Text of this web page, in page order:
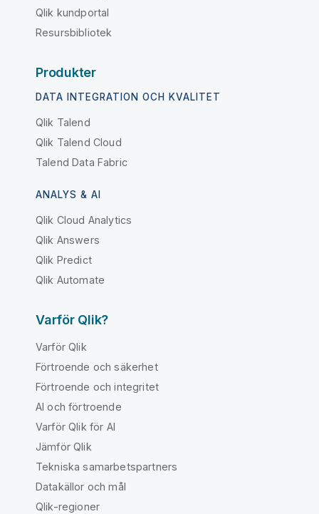
Qlik kundportal
Resursbibliotek
Produkter
DATA INTEGRATION OCH KVALITET
Qlik Talend
Qlik Talend Cloud
Talend Data Fabric
ANALYS & AI
Qlik Cloud Analytics
Qlik Answers
Qlik Predict
Qlik Automate
Varför Qlik?
Varför Qlik
Förtroende och säkerhet
Förtroende och integritet
AI och förtroende
Varför Qlik för AI
Jämför Qlik
Tekniska samarbetspartners
Datakällor och mål
Qlik-regioner